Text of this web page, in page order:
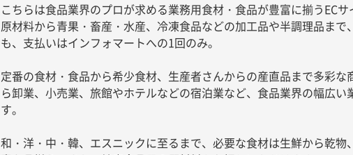
こちらは食品業界のプロが求める業務用食材・食品が豊富に揃うECサ
原材料から青果・畜産・水産、冷凍食品などの加工品や半調理品まで
も、支払いはインフォマートへの1回のみ。
定番の食材・食品から希少食材、生産者さんからの産直品まで多彩な
ら卸業、小売業、旅館やホテルなどの宿泊業など、食品業界の幅広い
す。
和・洋・中・韓、エスニックに至るまで、必要な食材は生鮮から乾物